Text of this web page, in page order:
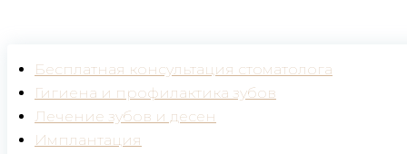
Бесплатная консультация стоматолога
Гигиена и профилактика зубов
Лечение зубов и десен
Имплантация